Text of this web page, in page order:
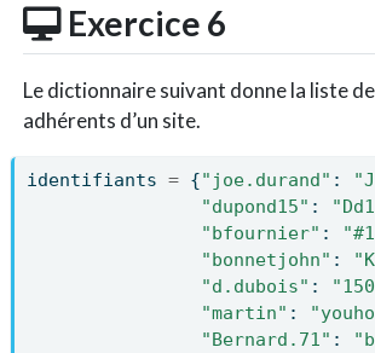
Exercice 6
Le dictionnaire suivant donne la liste
adhérents d’un site.
identifiants = {"joe.durand" :
"dupond15" :
"bfournier" :
"bonnetjohn" :
"d.dubois" :
"martin" :
"Bernard.71" :